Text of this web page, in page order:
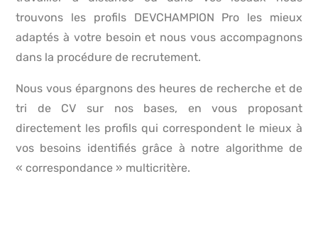
trouvons les profils DEVCHAMPION Pro les mieux
adaptés à votre besoin et nous vous accompagnons
dans la procédure de recrutement.
Nous vous épargnons des heures de recherche et de
tri de CV sur nos bases, en vous proposant
directement les profils qui correspondent le mieux à
vos besoins identifiés grâce à notre algorithme de
« correspondance » multicritère.